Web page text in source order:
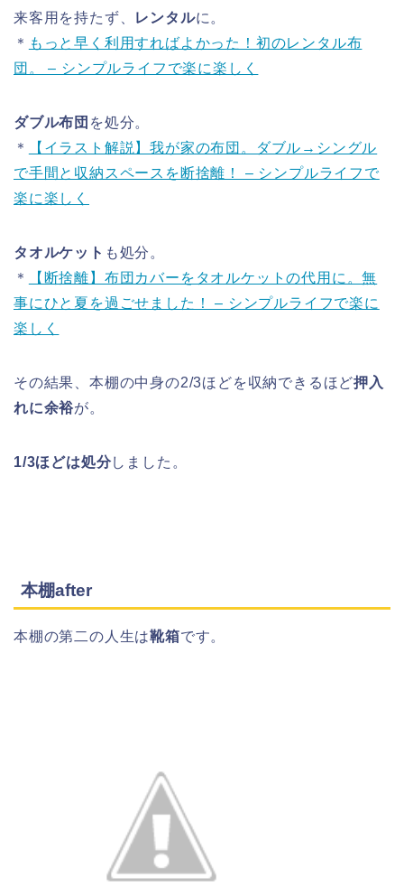
来客用を持たず、 レンタルに。
＊ もっと早く利用すればよかった！初のレンタル布
団。 – シンプルライフで楽に楽しく
ダブル布団 を処分。
＊
【イラスト解説】我が家の布団。ダブル→シングル
で手間と収納スペースを断捨離！ – シンプルライフで
楽に楽しく
タオルケット も処分。
＊
【断捨離】布団カバーをタオルケットの代用に。無
事にひと夏を過ごせました！ – シンプルライフで楽に
楽しく
その結果、本棚の中身の2/3ほどを収納できるほど押入
れに余裕が。
1/3ほどは処分しました。
本棚after
本棚の第二の人生は靴箱です。